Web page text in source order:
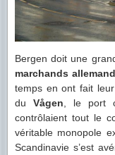
Bergen doit une
marchands
temps en ont fait
du Vågen , le port
contrôlaient tout le
véritable monopole
Scandinavie s’est